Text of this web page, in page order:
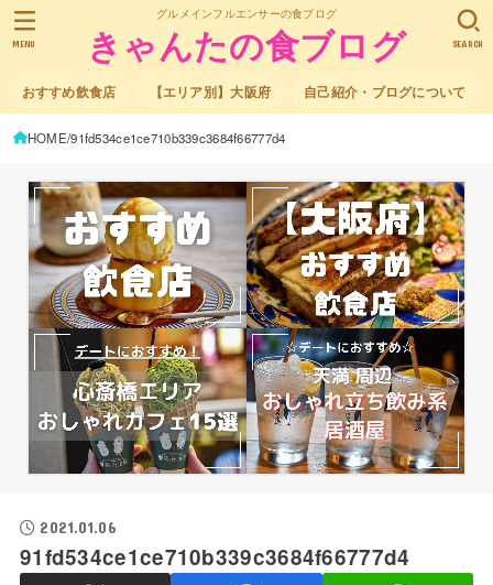
グルメインフルエンサーの食ブログ
きゃんたの食ブログ
おすすめ飲食店 【エリア別】大阪府 自己紹介・ブログについて
SEARCH
MENU
HOME 91fd534ce1ce710b339c3684f66777d4
2021.01.06
91fd534ce1ce710b339c3684f66777d4